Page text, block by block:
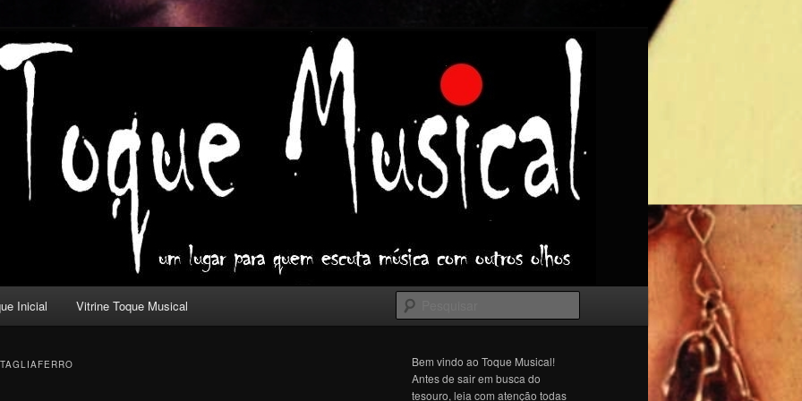
com outros olhos.
Inicial Vitrine Toque Musical
Bem vindo ao Toque Musical!
Antes de sair em busca do
tesouro, leia com atenção todas